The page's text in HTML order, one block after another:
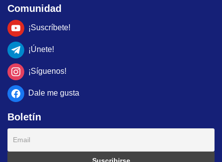
Comunidad
¡Suscríbete!
¡Únete!
¡Síguenos!
Dale me gusta
Boletín